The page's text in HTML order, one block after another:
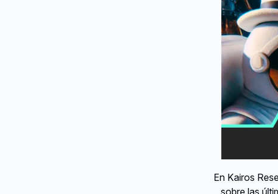
En Kairos
sobre las